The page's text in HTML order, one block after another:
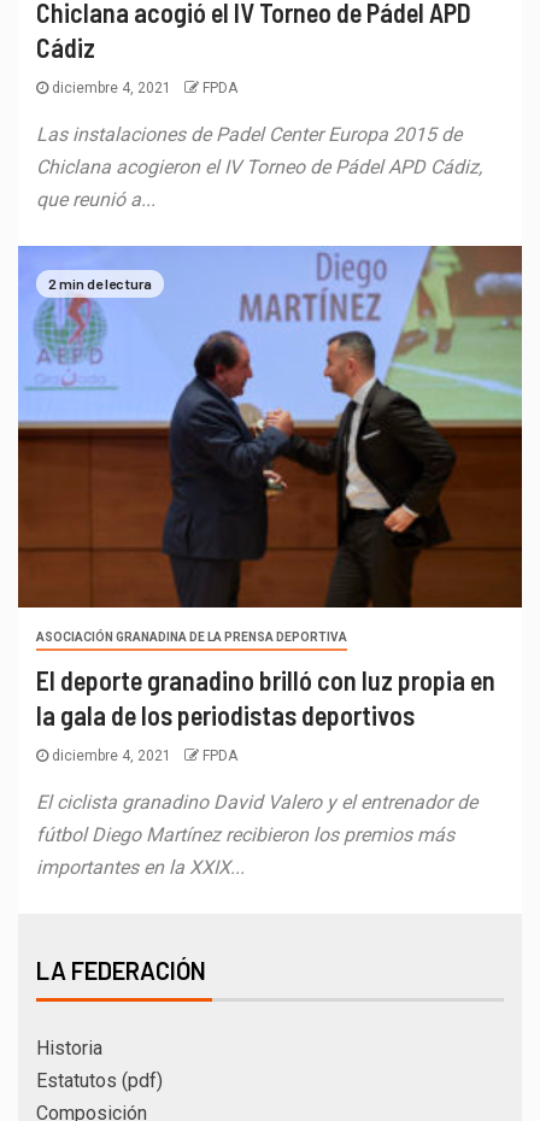
Chiclana acogió el IV Torneo de Pádel APD
Cádiz
diciembre 4, 2021 FPDA
Las instalaciones de Padel Center Europa 2015 de
Chiclana acogieron el IV Torneo de Pádel APD Cádiz,
que reunió a...
2 min de lectura
ASOCIACIÓN GRANADINA DE LA PRENSA DEPORTIVA
El deporte granadino brilló con luz propia en
la gala de los periodistas deportivos
diciembre 4, 2021 FPDA
El ciclista granadino David Valero y el entrenador de
fútbol Diego Martínez recibieron los premios más
importantes en la XXIX...
LA FEDERACIÓN
Historia
Estatutos (pdf)
Composición